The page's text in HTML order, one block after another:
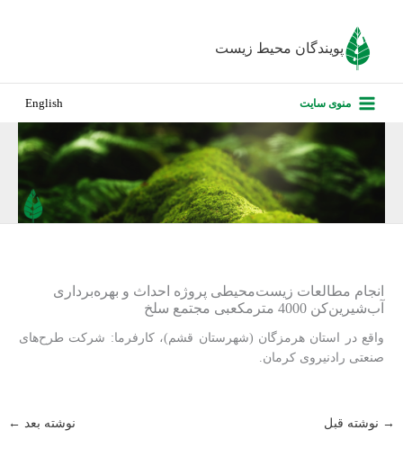
پویندگان محیط زیست
منوی سایت English
انجام مطالعات زیست‌محیطی پروژه احداث و بهره‌برداری
آب‌شیرین‌کن 4000 مترمکعبی مجتمع سلخ
واقع در استان هرمزگان (شهرستان قشم)، کارفرما: شرکت طرح‌های
صنعتی رادنیروی کرمان.
→ نوشته قبل نوشته بعد ←
درباره ما
پروژه‌های
تماس با ما